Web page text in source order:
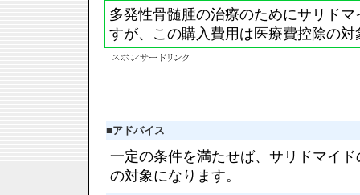
多発性骨髄腫の治療のためにサリド
すが、この購入費用は医療費控除の
■アドバイス
一定の条件を満たせば、サリドマイ
の対象になります。